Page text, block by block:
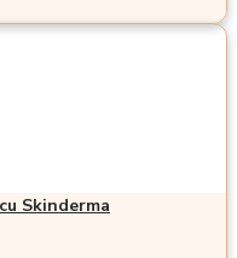
Skinderma